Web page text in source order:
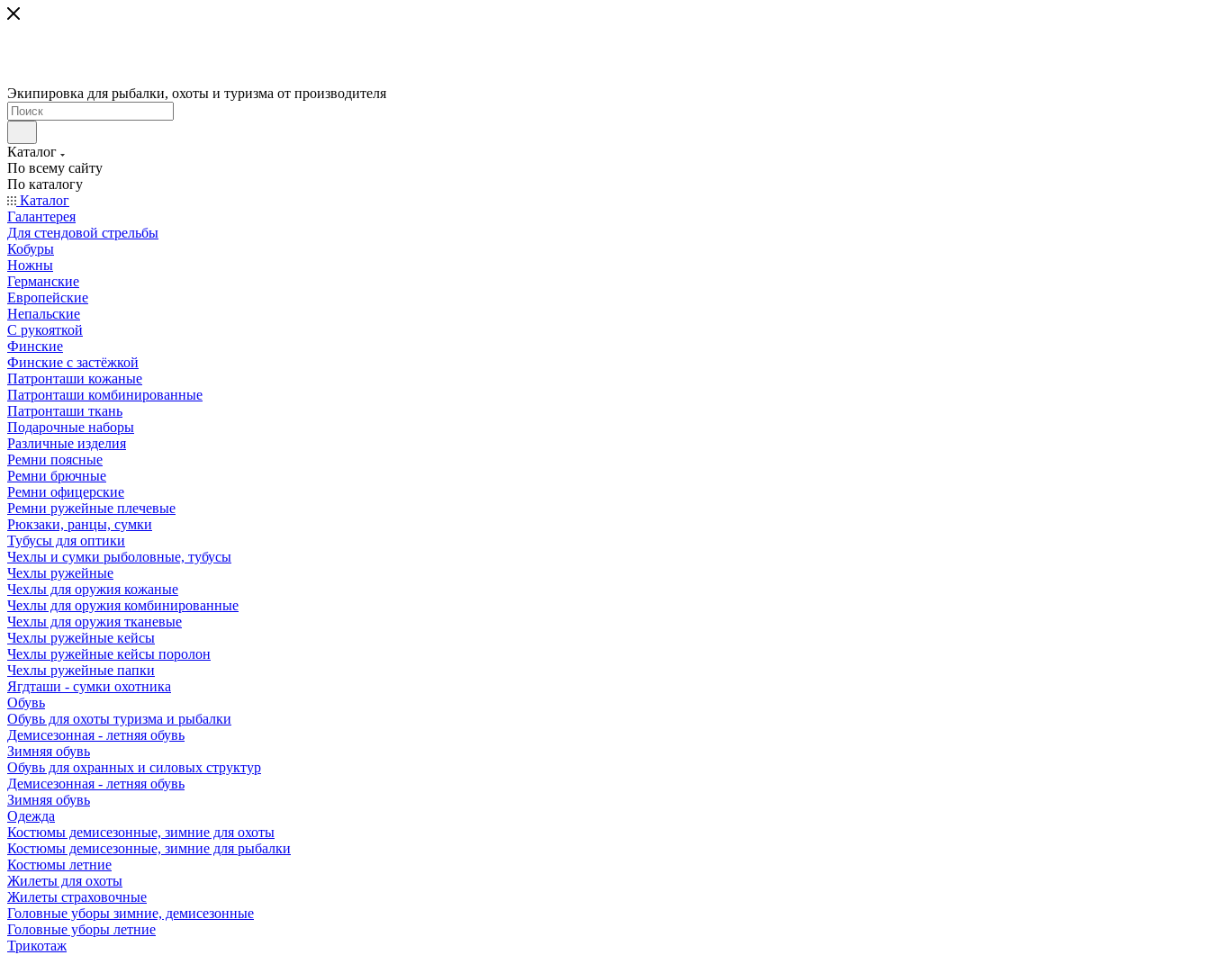
Экипировка для рыбалки, охоты и туризма от производителя
Каталог
По всему сайту
По каталогу
Каталог
Галантерея
Для стендовой стрельбы
Кобуры
Ножны
Германские
Европейские
Непальские
С рукояткой
Финские
Финские с застёжкой
Патронташи кожаные
Патронташи комбинированные
Патронташи ткань
Подарочные наборы
Различные изделия
Ремни поясные
Ремни брючные
Ремни офицерские
Ремни ружейные плечевые
Рюкзаки, ранцы, сумки
Тубусы для оптики
Чехлы и сумки рыболовные, тубусы
Чехлы ружейные
Чехлы для оружия кожаные
Чехлы для оружия комбинированные
Чехлы для оружия тканевые
Чехлы ружейные кейсы
Чехлы ружейные кейсы поролон
Чехлы ружейные папки
Ягдташи - сумки охотника
Обувь
Обувь для охоты туризма и рыбалки
Демисезонная - летняя обувь
Зимняя обувь
Обувь для охранных и силовых структур
Демисезонная - летняя обувь
Зимняя обувь
Одежда
Костюмы демисезонные, зимние для охоты
Костюмы демисезонные, зимние для рыбалки
Костюмы летние
Жилеты для охоты
Жилеты страховочные
Головные уборы зимние, демисезонные
Головные уборы летние
Трикотаж